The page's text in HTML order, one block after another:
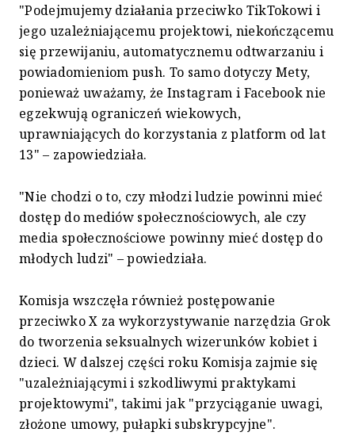
"Podejmujemy działania przeciwko TikTokowi i
jego uzależniającemu projektowi, niekończącemu
się przewijaniu, automatycznemu odtwarzaniu i
powiadomieniom push. To samo dotyczy Mety,
ponieważ uważamy, że Instagram i Facebook nie
egzekwują ograniczeń wiekowych,
uprawniających do korzystania z platform od lat
13" – zapowiedziała.
"Nie chodzi o to, czy młodzi ludzie powinni mieć
dostęp do mediów społecznościowych, ale czy
media społecznościowe powinny mieć dostęp do
młodych ludzi" – powiedziała.
Komisja wszczęła również postępowanie
przeciwko X za wykorzystywanie narzędzia Grok
do tworzenia seksualnych wizerunków kobiet i
dzieci. W dalszej części roku Komisja zajmie się
"uzależniającymi i szkodliwymi praktykami
projektowymi", takimi jak "przyciąganie uwagi,
złożone umowy, pułapki subskrypcyjne".